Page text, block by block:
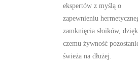
ekspertów z myślą o
zapewnieniu
zamknięcia słoików,
czemu żywność
świeża na dłużej.